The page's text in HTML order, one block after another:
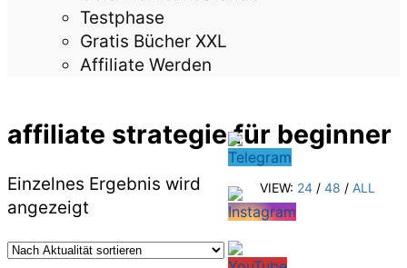
Testphase
Gratis Bücher XXL
Affiliate Werden
affiliate strategie für beginner
VIEW: 24 / 48 / ALL
Einzelnes Ergebnis wird
angezeigt